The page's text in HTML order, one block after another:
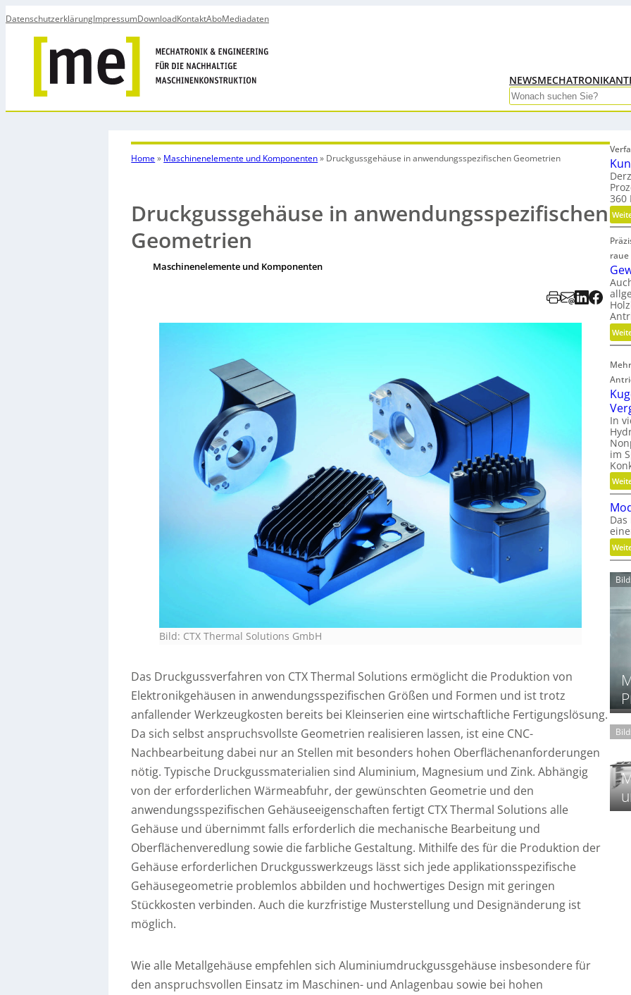
DatenschutzerklärungImpressumDownloadKontaktAboMediadaten
NEWSMECHATRONIK
Search
Home» Maschinenelemente und Komponenten» Druckgussgehäuse in anwendungsspezifischen Geometrien
Druckgussgehäuse in anwendungsspezifischen
Geometrien
Maschinenelemente und Komponenten
Bild: CTX Thermal Solutions GmbH
Das Druckgussverfahren von CTX Thermal Solutions ermöglicht die Produktion von
Elektronikgehäusen in anwendungsspezifischen Größen und Formen und ist trotz
anfallender Werkzeugkosten bereits bei Kleinserien eine wirtschaftliche Fertigungslösung.
Da sich selbst anspruchsvollste Geometrien realisieren lassen, ist eine CNC-
Nachbearbeitung dabei nur an Stellen mit besonders hohen Oberflächenanforderungen
nötig. Typische Druckgussmaterialien sind Aluminium, Magnesium und Zink. Abhängig
von der erforderlichen Wärmeabfuhr, der gewünschten Geometrie und den
anwendungsspezifischen Gehäuseeigenschaften fertigt CTX Thermal Solutions alle
Gehäuse und übernimmt falls erforderlich die mechanische Bearbeitung und
Oberflächenveredlung sowie die farbliche Gestaltung. Mithilfe des für die Produktion der
Gehäuse erforderlichen Druckgusswerkzeugs lässt sich jede applikationsspezifische
Gehäusegeometrie problemlos abbilden und hochwertiges Design mit geringen
Stückkosten verbinden. Auch die kurzfristige Musterstellung und Designänderung ist
möglich.
Wie alle Metallgehäuse empfehlen sich Aluminiumdruckgussgehäuse insbesondere für
den anspruchsvollen Einsatz im Maschinen- und Anlagenbau sowie bei hohen
360
raue
In
im